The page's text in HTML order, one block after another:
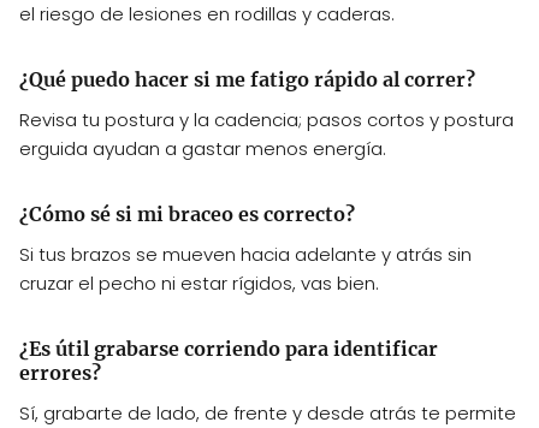
el riesgo de lesiones en rodillas y caderas.
¿Qué puedo hacer si me fatigo rápido al correr?
Revisa tu postura y la cadencia; pasos cortos y postura
erguida ayudan a gastar menos energía.
¿Cómo sé si mi braceo es correcto?
Si tus brazos se mueven hacia adelante y atrás sin
cruzar el pecho ni estar rígidos, vas bien.
¿Es útil grabarse corriendo para identificar
errores?
Sí, grabarte de lado, de frente y desde atrás te permite